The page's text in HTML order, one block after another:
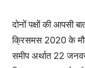
दोनों पक्षों की आपसी
क्रिसमस 2020 के
समीप अर्थात 22